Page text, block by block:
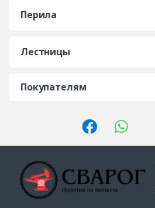
Перила
Лестницы
Покупателям